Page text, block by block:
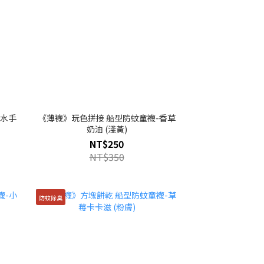
手
《薄襪》玩色拼接 船型防蚊童襪-香草
奶油 (淺黃)
NT$250
NT$350
防蚊除臭